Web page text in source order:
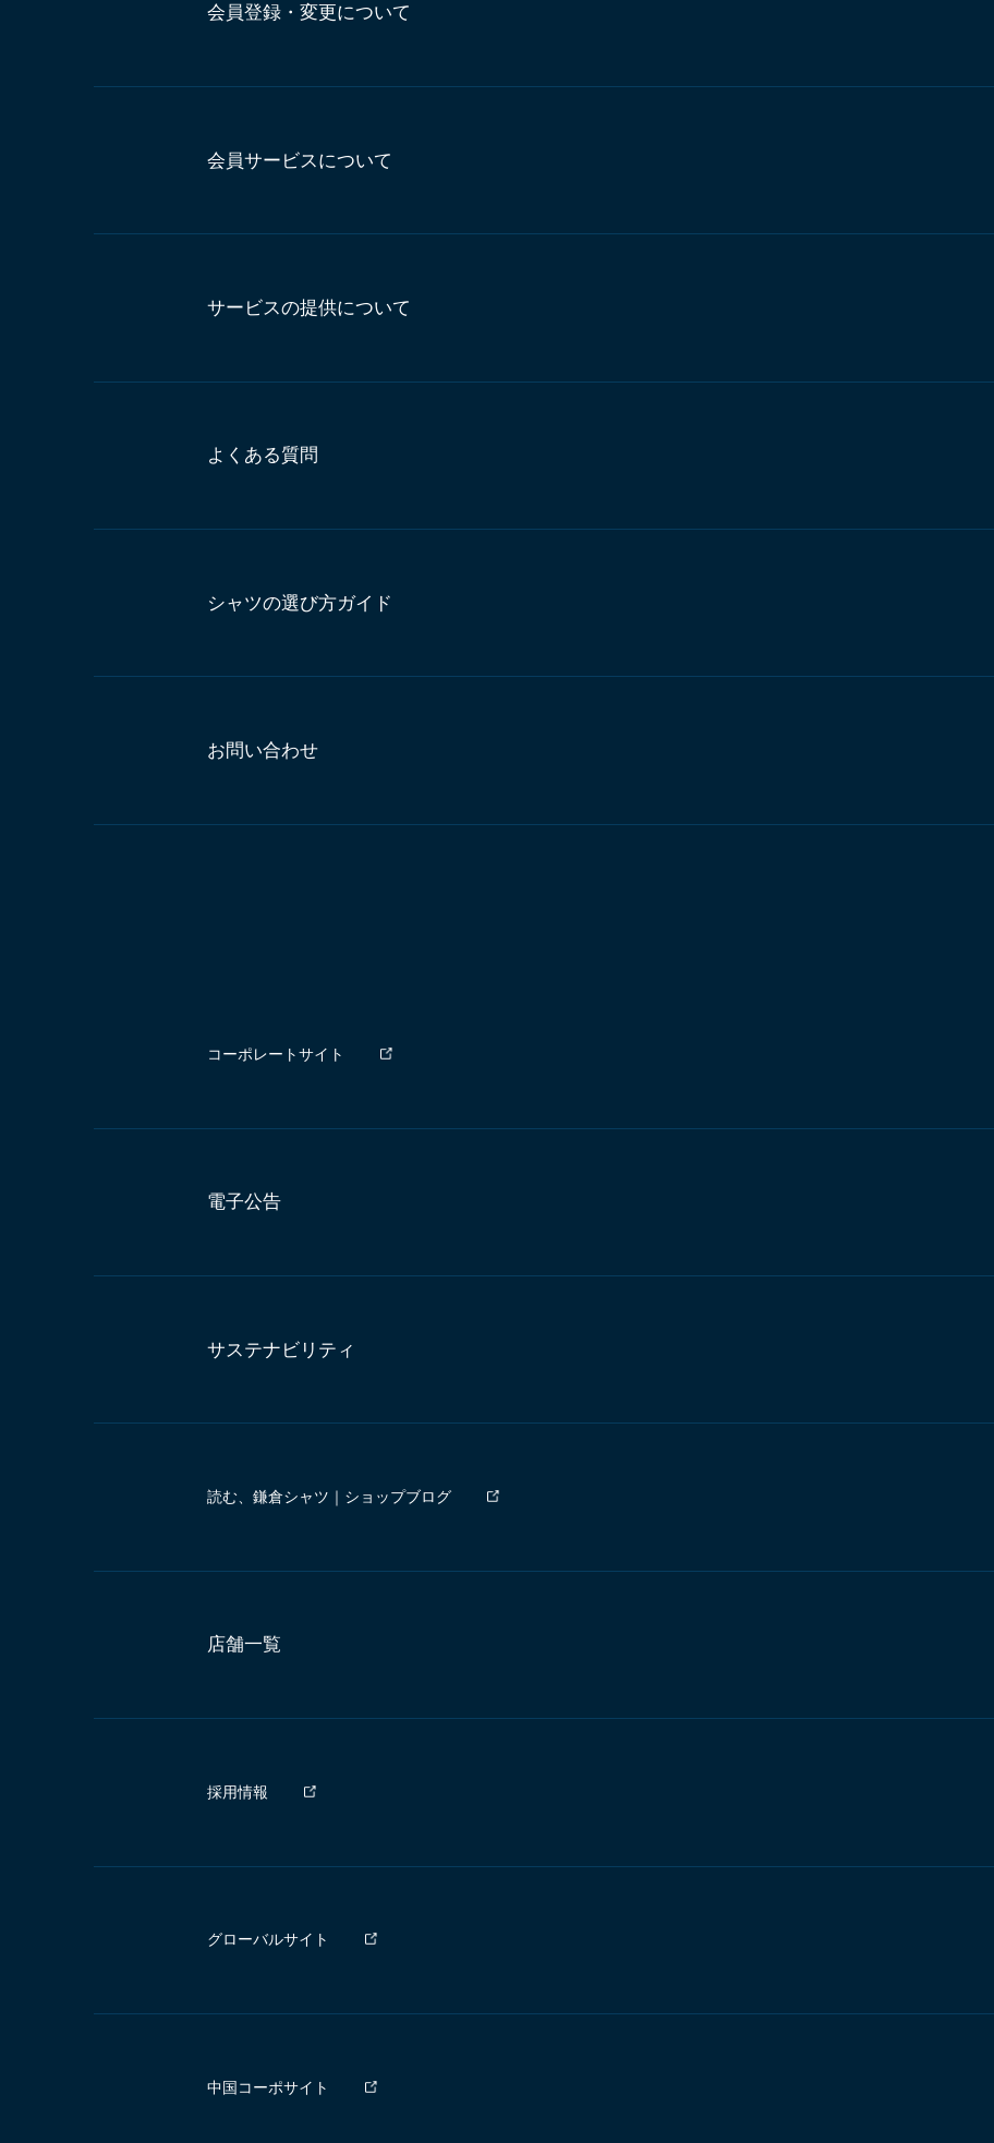
会員登録・変更について
会員サービスについて
サービスの提供について
よくある質問
シャツの選び方ガイド
お問い合わせ
コーポレートサイト
電子公告
サステナビリティ
読む、鎌倉シャツ｜ショップブログ
店舗一覧
採用情報
グローバルサイト
中国コーポサイト